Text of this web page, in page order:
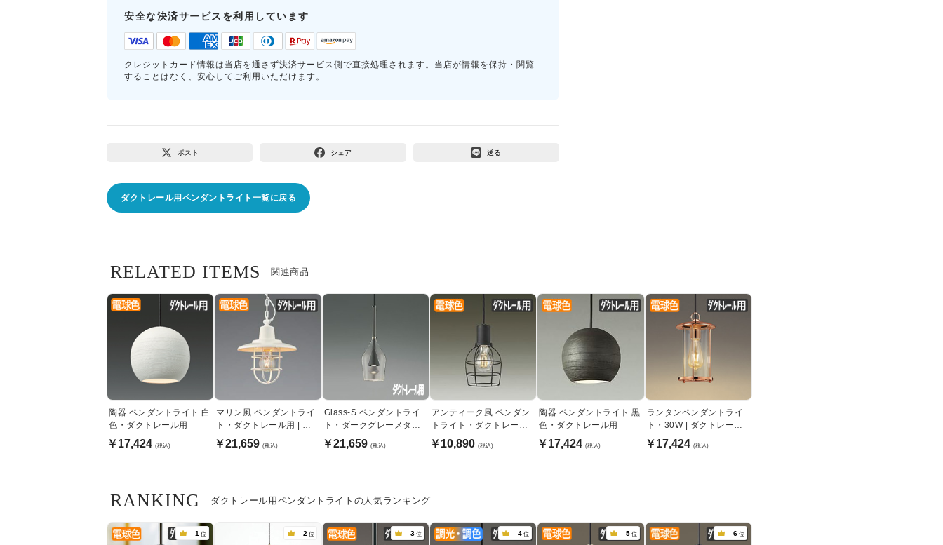
安全な決済サービスを利用しています
クレジットカード情報は当店を通さず決済サービス側で直接処理されます。当店が情報を保持・閲覧
することはなく、安心してご利用いただけます。
ポスト シェア 送る
ダクトレール用ペンダントライト一覧に戻る
関連商品
RELATED ITEMS
陶器 ペンダントライト 白
色・ダクトレール用
￥17,424 (税込)
マリン風 ペンダントライ
ト・ダクトレール用 | オ
フホワイト
￥21,659 (税込)
Glass-S ペンダントライ
ト・ダークグレーメタリ
ック | ダクトレール用
￥21,659 (税込)
アンティーク風 ペンダン
トライト・ダクトレール
用
￥10,890 (税込)
陶器 ペンダントライト 黒
色・ダクトレール用
￥17,424 (税込)
ランタンペンダントライ
ト・30W | ダクトレール
用
￥17,424 (税込)
ダクトレール用ペンダントライトの人気ランキング
RANKING
1 位 2 位 3 位 4 位 5 位 6 位